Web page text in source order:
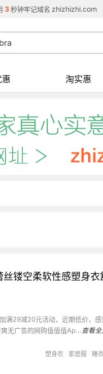
3 秒钟牢记域名 zhizhizhi.com
惠 淘实惠
镂空柔软性感塑身衣
满29减20元活动，近期低价，
无广告的网购值值值Ap... 查看
塑身衣 家居服 睡